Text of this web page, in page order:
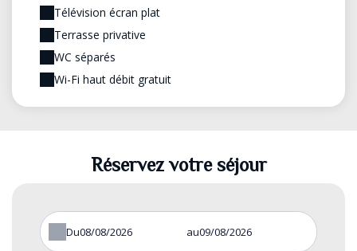
Télévision écran plat
Terrasse privative
WC séparés
Wi-Fi haut débit gratuit
Réservez votre séjour
Du au